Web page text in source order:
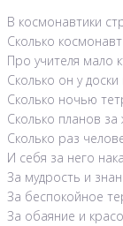
В космонавтики
Сколько
Про учителя мало
Сколько он у
Сколько ночью
Сколько планов за
Сколько раз
И себя за него
За мудрость и
За беспокойное
За обаяние и